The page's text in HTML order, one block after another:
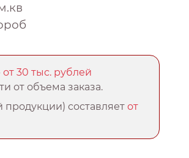
от 30 тыс. рублей
от объема заказа.
продукции) составляетот